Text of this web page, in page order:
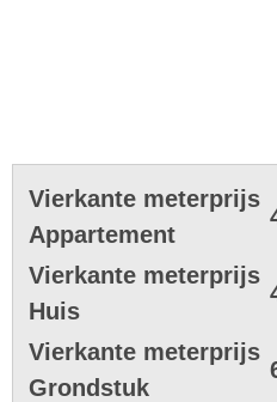
Vierkante meterprijs
Appartement
Vierkante meterprijs
Huis
Vierkante meterprijs
Grondstuk